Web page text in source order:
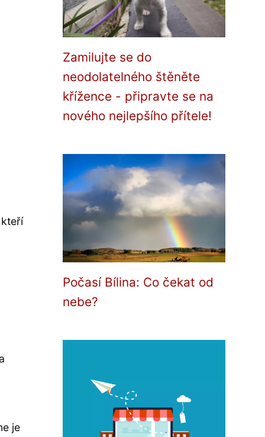
je
Zamilujte se do
neodolatelného štěněte
křížence - připravte se na
nového nejlepšího přítele!
Počasí Bílina: Co čekat od
nebe?